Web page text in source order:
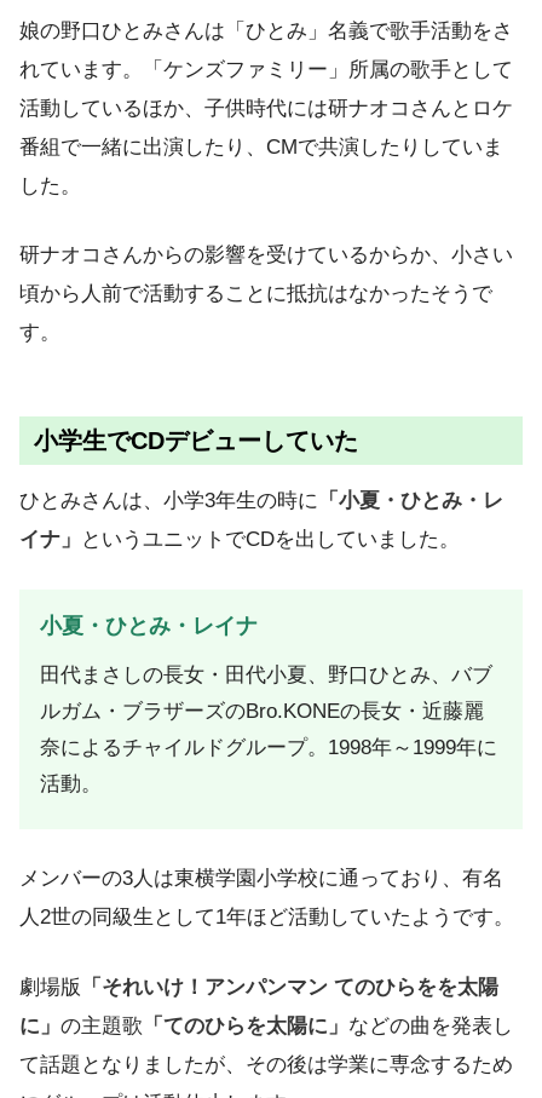
娘の野口ひとみさんは「ひとみ」名義で歌手活動をさ
れています。「ケンズファミリー」所属の歌手として
活動しているほか、子供時代には研ナオコさんとロケ
番組で一緒に出演したり、CMで共演したりしていま
した。
研ナオコさんからの影響を受けているからか、小さい
頃から人前で活動することに抵抗はなかったそうで
す。
小学生でCDデビューしていた
ひとみさんは、小学3年生の時に
「小夏・ひとみ・レ
イナ」
というユニットでCDを出していました。
小夏・ひとみ・レイナ
田代まさしの長女・田代小夏、野口ひとみ、バブ
ルガム・ブラザーズのBro.KONEの長女・近藤麗
奈によるチャイルドグループ。1998年～1999年に
活動。
メンバーの3人は東横学園小学校に通っており、有名
人2世の同級生として1年ほど活動していたようです。
劇場版
「それいけ！アンパンマン てのひらをを太陽
に」 の主題歌 「てのひらを太陽に」 などの曲を発表し
て話題となりましたが、その後は学業に専念するため